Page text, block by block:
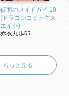
仮面のメイドガイ 10
(ドラゴンコミックス
エイジ)
赤衣丸歩郎
もっと見る